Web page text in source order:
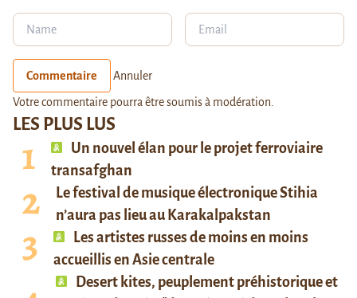
LES PLUS LUS
Un nouvel élan pour le projet ferroviaire
transafghan
Le festival de musique électronique Stihia
n’aura pas lieu au Karakalpakstan
Les artistes russes de moins en moins
accueillis en Asie centrale
Desert kites, peuplement préhistorique et
Commentaire Annuler
Votre commentaire pourra être soumis à modération.